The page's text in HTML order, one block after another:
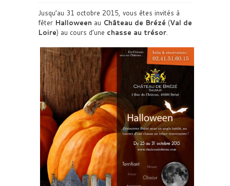
Jusqu’au 31 octobre 2015, vous êtes invités à
fêter Halloween au Château de Brézé (Val de
Loire) au cours d’une chasse au trésor.